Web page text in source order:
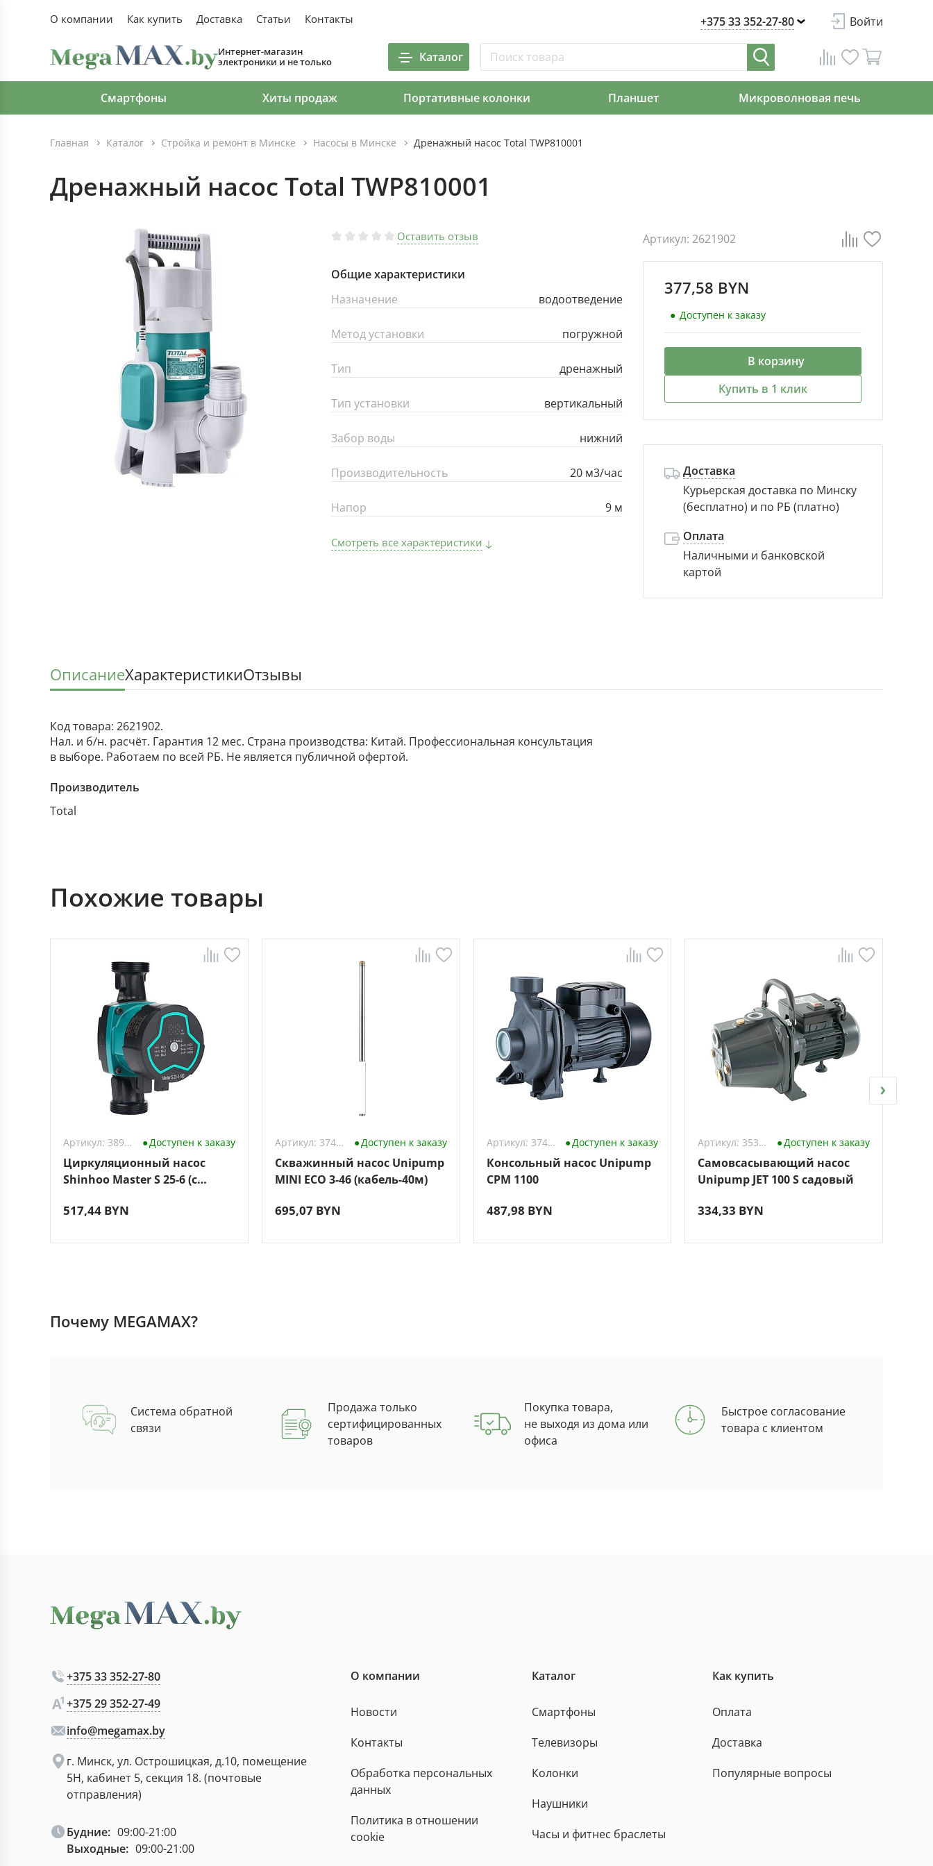
О компании Как купить Доставка Статьи Контакты +375 33 352-27-80 Войти
Интернет-магазин
электроники и не только
Каталог
Смартфоны Хиты продаж Портативные колонки Планшет Микроволновая печь
Главная Каталог Стройка и ремонт в Минске Насосы в Минске Дренажный насос Total TWP810001
Дренажный насос Total TWP810001
Оставить отзыв
Общие характеристики
Назначение
водоотведение
Метод установки погружной
Тип дренажный
Тип установки вертикальный
Забор воды нижний
Производительность 20 м3/час
Напор 9 м
Смотреть все характеристики
Артикул: 2621902
377,58 BYN
Доступен к заказу
В корзину
Купить в 1 клик
Доставка
Курьерская доставка по Минску
(бесплатно) и по РБ (платно)
Оплата
Наличными и банковской
картой
ОписаниеХарактеристикиОтзывы
Код товара: 2621902.
Нал. и б/н. расчёт. Гарантия 12 мес. Страна производства: Китай. Профессиональная консультация
в выборе. Работаем по всей РБ. Не является публичной офертой.
Производитель
Total
Похожие товары
Артикул: 3896412 Доступен к заказу
Циркуляционный насос
Shinhoo Master S 25-6 (с
517,44 BYN
Артикул: 3744279 Доступен к заказу
Скважинный насос Unipump
MINI ECO 3-46 (кабель-40м)
695,07 BYN
Артикул: 3742471 Доступен к заказу
Консольный насос Unipump
CPM 1100
487,98 BYN
Артикул: 3537580 Доступен к заказу
Самовсасывающий насос
Unipump JET 100 S садовый
334,33 BYN
Почему MEGAMAX?
Система обратной
связи
Продажа только
сертифицированных
товаров
Покупка товара,
не выходя из дома или
офиса
Быстрое согласование
товара с клиентом
+375 33 352-27-80
+375 29 352-27-49
info@megamax.by
г. Минск, ул. Острошицкая, д.10, помещение
5Н, кабинет 5, секция 18. (почтовые
отправления)
Будние: 09:00-21:00
Выходные: 09:00-21:00
О компании
Новости
Контакты
Обработка персональных
данных
Политика в отношении
cookie
Каталог
Смартфоны
Телевизоры
Колонки
Наушники
Часы и фитнес браслеты
Как купить
Оплата
Доставка
Популярные вопросы